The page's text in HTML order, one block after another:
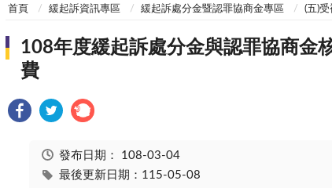
首頁 緩起訴資訊專區 緩起訴處分金暨認罪協商金專區 (五)
108年度緩起訴處分金與認罪協商金
費
發布日期： 108-03-04
最後更新日期：115-05-08